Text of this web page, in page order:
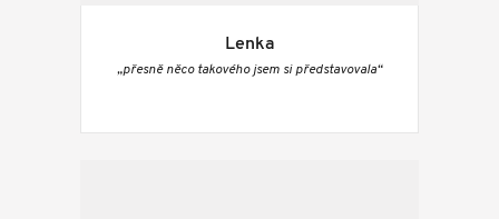
Lenka
„přesně něco takového jsem si představovala“